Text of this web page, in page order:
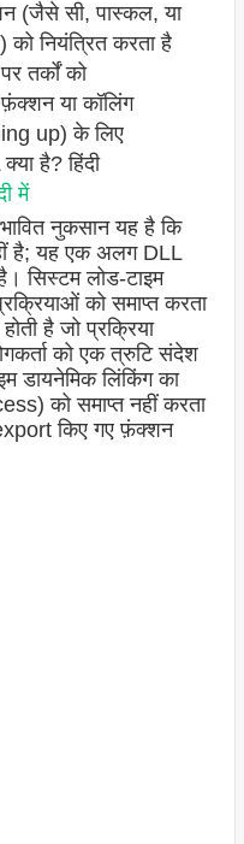
(जैसे सी, पास्कल, या
नियंत्रित करता है
तर्कों को
या कॉलिंग
up) के लिए
है? हिंदी
में
नुकसान यह है कि
है; यह एक अलग DLL
सिस्टम लोड-टाइम
को समाप्त करता
है जो प्रक्रिया
को एक त्रुटि संदेश
डायनेमिक लिंकिंग का
को समाप्त नहीं करता
किए गए फ़ंक्शन